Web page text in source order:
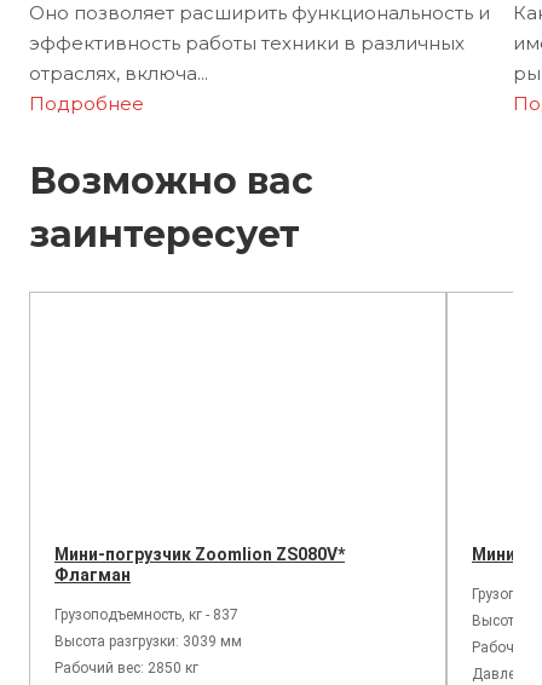
Оно позволяет расширить функциональность и
эффективность работы техники в различных
отраслях, включа...
Подробнее
Возможно вас
заинтересует
Мини-погрузчик Zoomlion ZS080V*
Флагман
Грузоподъемность, кг - 837
Высота разгрузки: 3039 мм
Рабочий вес: 2850 кг
Мини-
Высота
Рабочий
Давление